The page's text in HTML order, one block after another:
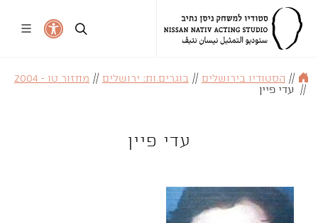
// הסטודיו בירושלים // בוגרים.ות: ירושלים // מחזור טו - 2004
// עדי פיין
עדי פיין